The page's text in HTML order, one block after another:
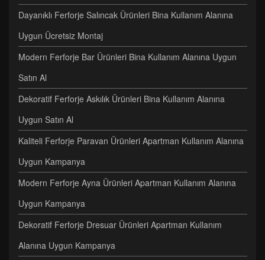
Dayanıklı Ferforje Salıncak Ürünleri Bina Kullanım Alanına
Uygun Ücretsiz Montaj
Modern Ferforje Bar Ürünleri Bina Kullanım Alanına Uygun
Satın Al
Dekoratif Ferforje Askılık Ürünleri Bina Kullanım Alanına
Uygun Satın Al
Kaliteli Ferforje Paravan Ürünleri Apartman Kullanım Alanına
Uygun Kampanya
Modern Ferforje Ayna Ürünleri Apartman Kullanım Alanına
Uygun Kampanya
Dekoratif Ferforje Dresuar Ürünleri Apartman Kullanım
Alanına Uygun Kampanya